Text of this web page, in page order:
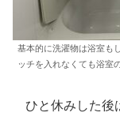
基本的に洗濯物は浴室も
ッチを入れなくても浴室
ひと休みした後